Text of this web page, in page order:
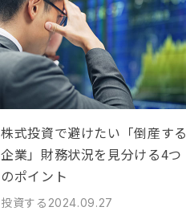
株式投資で避けたい「倒産する
企業」財務状況を見分ける4つ
のポイント
投資する 2024.09.27